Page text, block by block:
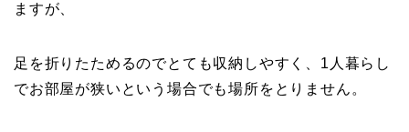
ますが、
足を折りたためるのでとても収納しやすく、1人暮らし
でお部屋が狭いという場合でも場所をとりません。